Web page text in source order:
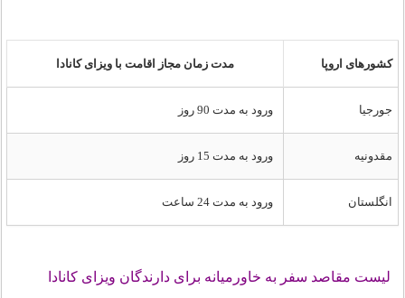
کشورهای اروپا مدت زمان مجاز اقامت با ویزای کانادا
جورجیا ورود به مدت 90 روز
مقدونیه ورود به مدت 15 روز
انگلستان ورود به مدت 24 ساعت
لیست مقاصد سفر به خاورمیانه برای دارندگان ویزای کانادا